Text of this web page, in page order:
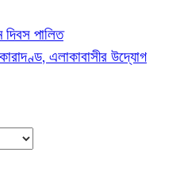
দিবস পালিত
এলাকাবাসীর উদ্যোগ